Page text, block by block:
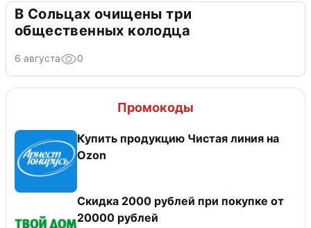
В Сольцах очищены три
общественных колодца
6 августа 0
Промокоды
Купить продукцию Чистая линия на
Ozon
Скидка 2000 рублей при покупке от
20000 рублей